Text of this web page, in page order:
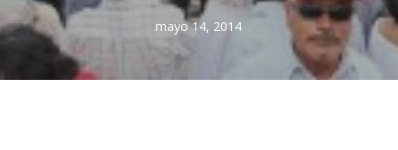
mayo 14, 2014